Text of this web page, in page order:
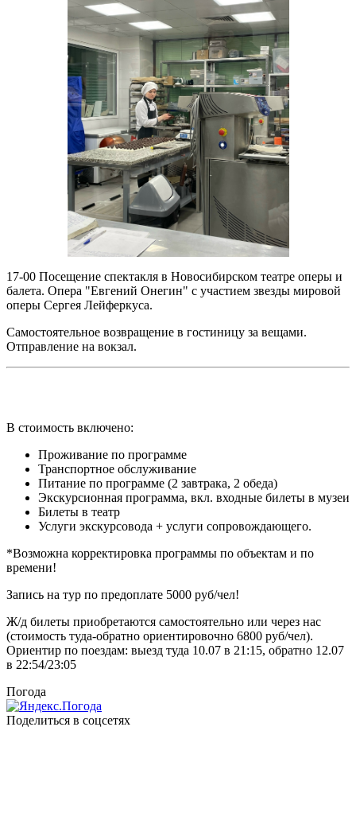
17-00 Посещение спектакля в Новосибирском театре оперы и
балета. Опера "Евгений Онегин" с участием звезды мировой
оперы Сергея Лейферкуса.
Самостоятельное возвращение в гостиницу за вещами.
Отправление на вокзал.
В стоимость включено:
Проживание по программе
Транспортное обслуживание
Питание по программе (2 завтрака, 2 обеда)
Экскурсионная программа, вкл. входные билеты в музеи
Билеты в театр
Услуги экскурсовода + услуги сопровождающего.
*Возможна корректировка программы по объектам и по
времени!
Запись на тур по предоплате 5000 руб/чел!
Ж/д билеты приобретаются самостоятельно или через нас
(стоимость туда-обратно ориентировочно 6800 руб/чел).
Ориентир по поездам: выезд туда 10.07 в 21:15, обратно 12.07
в 22:54/23:05
Погода
Поделиться в соцсетях